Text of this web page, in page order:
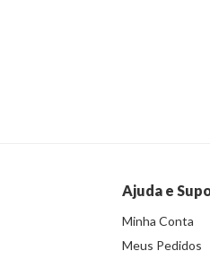
Ajuda e
Minha Conta
Meus Pedidos